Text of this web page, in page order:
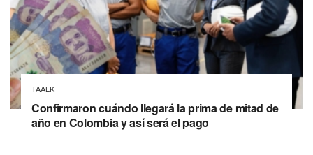
TAALK
Confirmaron cuándo llegará la prima de mitad de
año en Colombia y así será el pago